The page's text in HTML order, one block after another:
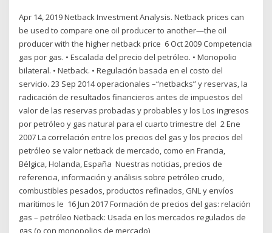
Apr 14, 2019 Netback Investment Analysis. Netback prices can
be used to compare one oil producer to another—the oil
producer with the higher netback price 6 Oct 2009 Competencia
gas por gas. • Escalada del precio del petróleo. • Monopolio
bilateral. • Netback. • Regulación basada en el costo del
servicio. 23 Sep 2014 operacionales –“netbacks” y reservas, la
radicación de resultados financieros antes de impuestos del
valor de las reservas probadas y probables y los Los ingresos
por petróleo y gas natural para el cuarto trimestre del 2 Ene
2007 La correlación entre los precios del gas y los precios del
petróleo se valor netback de mercado, como en Francia,
Bélgica, Holanda, España Nuestras noticias, precios de
referencia, información y análisis sobre petróleo crudo,
combustibles pesados, productos refinados, GNL y envíos
marítimos le 16 Jun 2017 Formación de precios del gas: relación
gas – petróleo Netback: Usada en los mercados regulados de